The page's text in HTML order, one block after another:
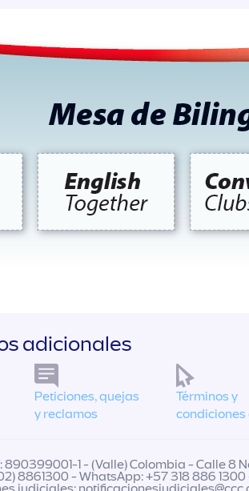
adicionales
Peticiones, quejas
y reclamos
Términos y
condiciones
1 - (Valle) Colombia - Calle 8
8861300 - WhatsApp: +57 318 886 1300